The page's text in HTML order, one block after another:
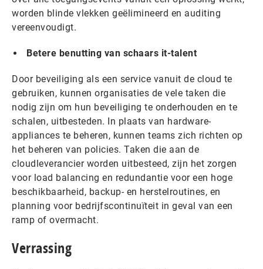
worden blinde vlekken geëlimineerd en auditing
vereenvoudigt.
Betere benutting van schaars it-talent
Door beveiliging als een service vanuit de cloud te
gebruiken, kunnen organisaties de vele taken die
nodig zijn om hun beveiliging te onderhouden en te
schalen, uitbesteden. In plaats van hardware-
appliances te beheren, kunnen teams zich richten op
het beheren van policies. Taken die aan de
cloudleverancier worden uitbesteed, zijn het zorgen
voor load balancing en redundantie voor een hoge
beschikbaarheid, backup- en herstelroutines, en
planning voor bedrijfscontinuïteit in geval van een
ramp of overmacht.
Verrassing